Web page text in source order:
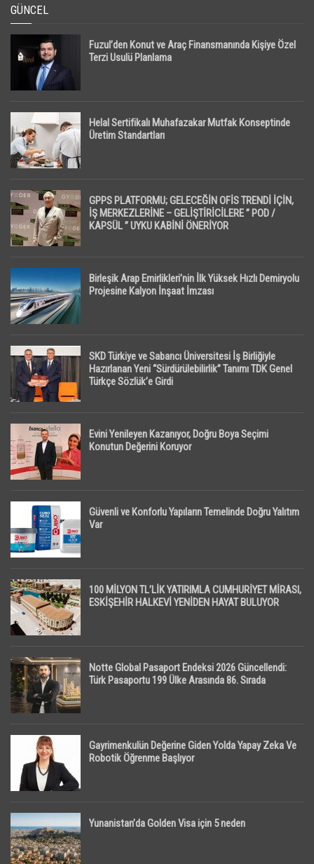
GÜNCEL
Fuzul’den Konut ve Araç Finansmanında Kişiye Özel
Terzi Usulü Planlama
Helal Sertifikalı Muhafazakar Mutfak Konseptinde
Üretim Standartları
GPPS PLATFORMU; GELECEĞİN OFİS TRENDİ İÇİN,
İŞ MERKEZLERİNE – GELİŞTİRİCİLERE ” POD /
KAPSÜL ” UYKU KABİNİ ÖNERİYOR
Birleşik Arap Emirlikleri’nin İlk Yüksek Hızlı Demiryolu
Projesine Kalyon İnşaat İmzası
SKD Türkiye ve Sabancı Üniversitesi İş Birliğiyle
Hazırlanan Yeni “Sürdürülebilirlik” Tanımı TDK Genel
Türkçe Sözlük’e Girdi
Evini Yenileyen Kazanıyor, Doğru Boya Seçimi
Konutun Değerini Koruyor
Güvenli ve Konforlu Yapıların Temelinde Doğru Yalıtım
Var
100 MİLYON TL’LİK YATIRIMLA CUMHURİYET MİRASI,
ESKİŞEHİR HALKEVİ YENİDEN HAYAT BULUYOR
Notte Global Pasaport Endeksi 2026 Güncellendi:
Türk Pasaportu 199 Ülke Arasında 86. Sırada
Gayrimenkulün Değerine Giden Yolda Yapay Zeka Ve
Robotik Öğrenme Başlıyor
Yunanistan’da Golden Visa için 5 neden